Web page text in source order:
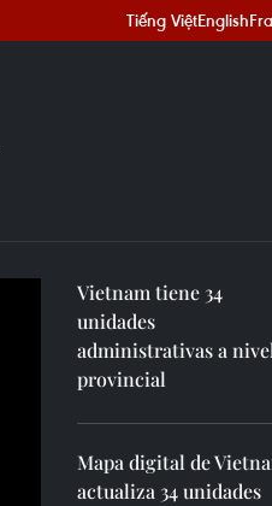
Tiếng ViệtEnglish
Vietnam tiene 34
unidades
administrativas a
provincial
Mapa digital de
actualiza 34 unidades